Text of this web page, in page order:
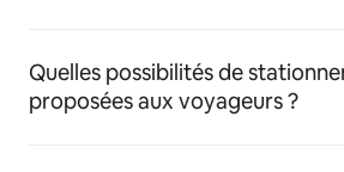
Quelles possibilités de
proposées aux voyageurs ?